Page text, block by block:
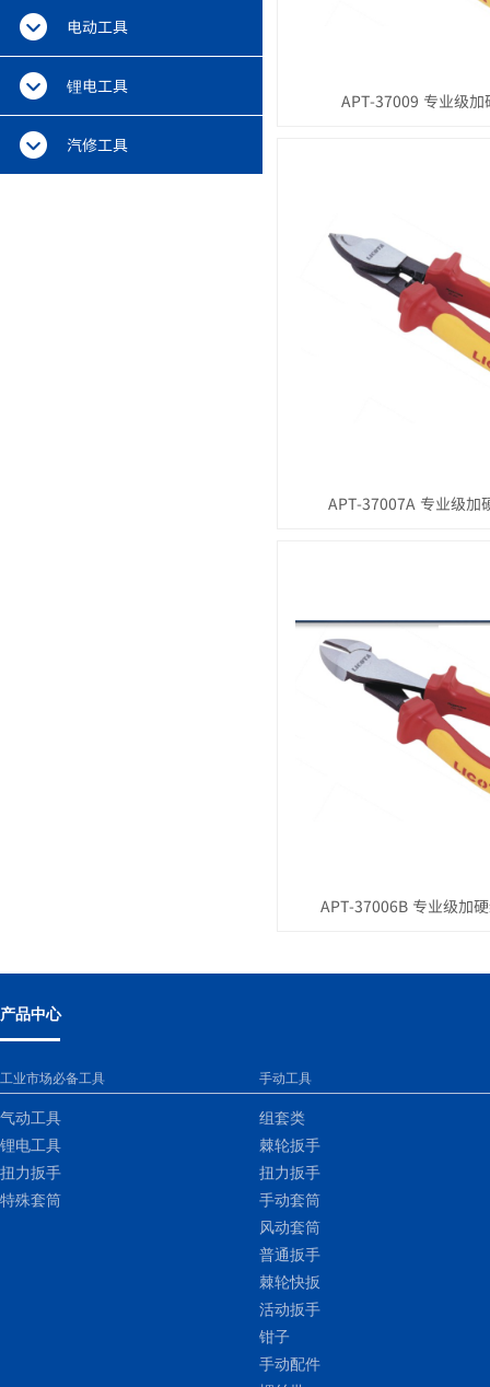
APT-37009 专业级加
APT-37007A 专业级加
APT-37006B 专业级加
电动工具
锂电工具
汽修工具
产品中心
工业市场必备工具
气动工具
锂电工具
扭力扳手
特殊套筒
手动工具
组套类
棘轮扳手
扭力扳手
手动套筒
风动套筒
普通扳手
棘轮快扳
活动扳手
钳子
手动配件